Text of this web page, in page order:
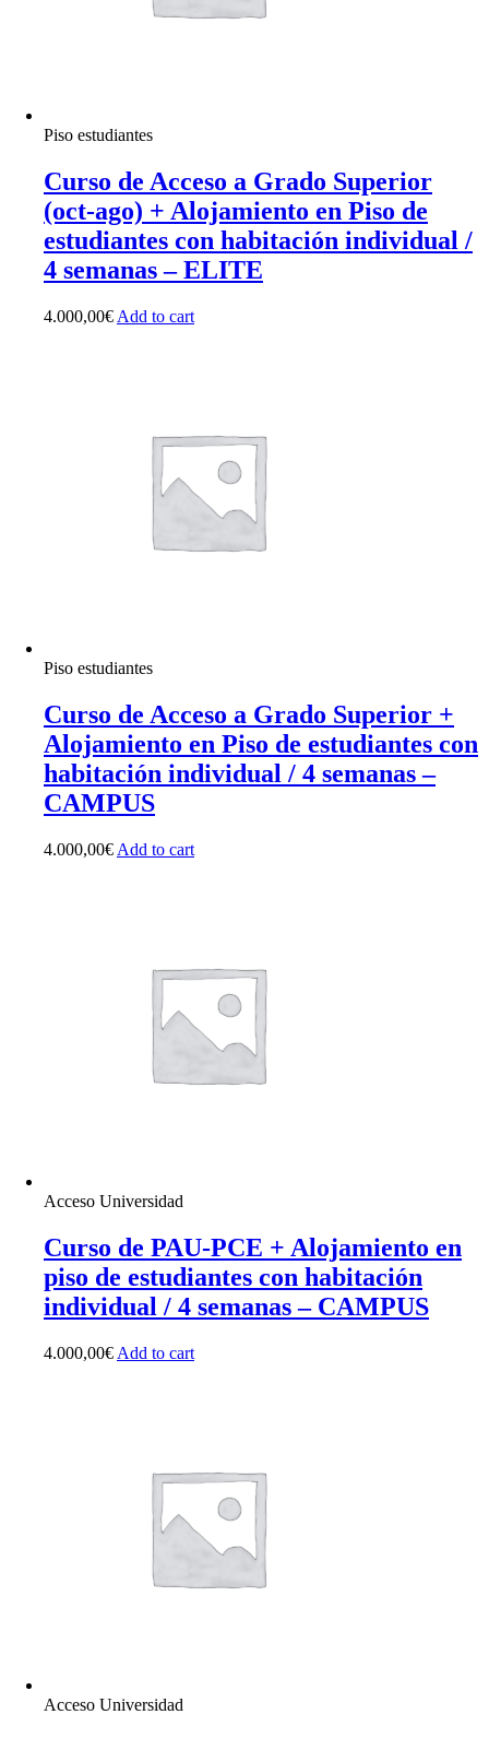
Piso estudiantes
Curso de Acceso a Grado Superior
(oct-ago) + Alojamiento en Piso de
estudiantes con habitación individual /
4 semanas – ELITE
4.000,00€ Add to cart
Piso estudiantes
Curso de Acceso a Grado Superior +
Alojamiento en Piso de estudiantes con
habitación individual / 4 semanas –
CAMPUS
4.000,00€ Add to cart
Acceso Universidad
Curso de PAU-PCE + Alojamiento en
piso de estudiantes con habitación
individual / 4 semanas – CAMPUS
4.000,00€ Add to cart
Acceso Universidad